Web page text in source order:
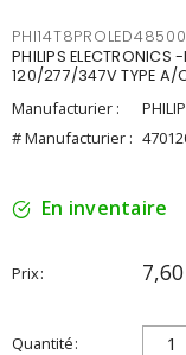
PHILIPS ELECTRONICS
120/277/347V TYPE A/
Manufacturier :
# Manufacturier :
En inventaire
Prix
Quantité